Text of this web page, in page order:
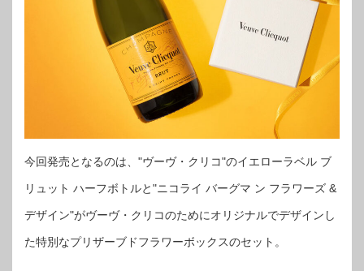
今回発売となるのは、"ヴーヴ・クリコ"のイエローラベル ブ
リュット ハーフボトルと"ニコライ バーグマ ン フラワーズ &
デザイン"がヴーヴ・クリコのためにオリジナルでデザインし
た特別なプリザーブドフラワーボックスのセット。